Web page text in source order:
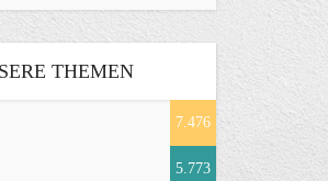
THEMEN
7.476
5.773